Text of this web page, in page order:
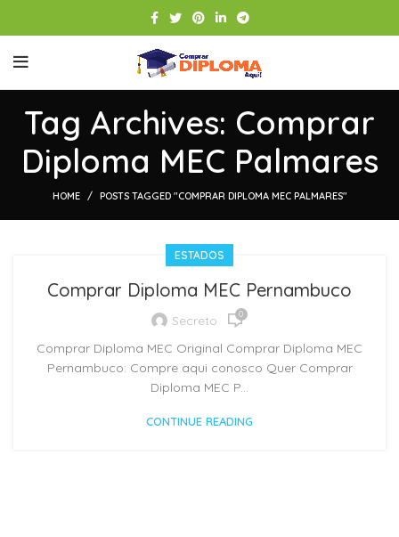
Tag Archives: Comprar
Diploma MEC Palmares
HOME POSTS TAGGED "COMPRAR DIPLOMA MEC PALMARES"
ESTADOS
Comprar Diploma MEC Pernambuco
Secreto 0
Comprar Diploma MEC Original Comprar Diploma MEC
Pernambuco: Compre aqui conosco Quer Comprar
Diploma MEC P...
CONTINUE READING